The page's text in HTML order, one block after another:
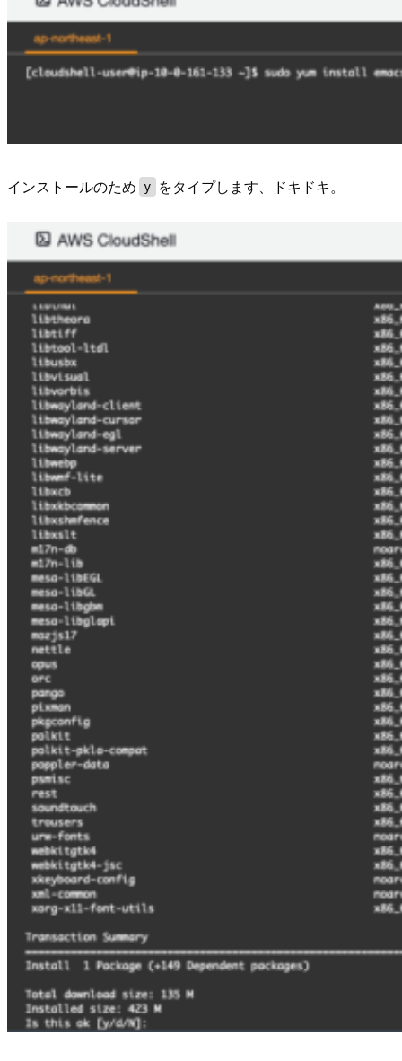
インストールのため y をタイプします、ドキドキ。